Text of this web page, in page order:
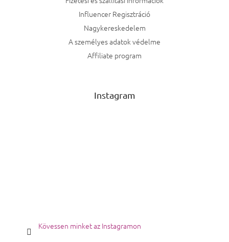
Influencer Regisztráció
Nagykereskedelem
A személyes adatok védelme
Affiliate program
Instagram
Kövessen minket az Instagramon